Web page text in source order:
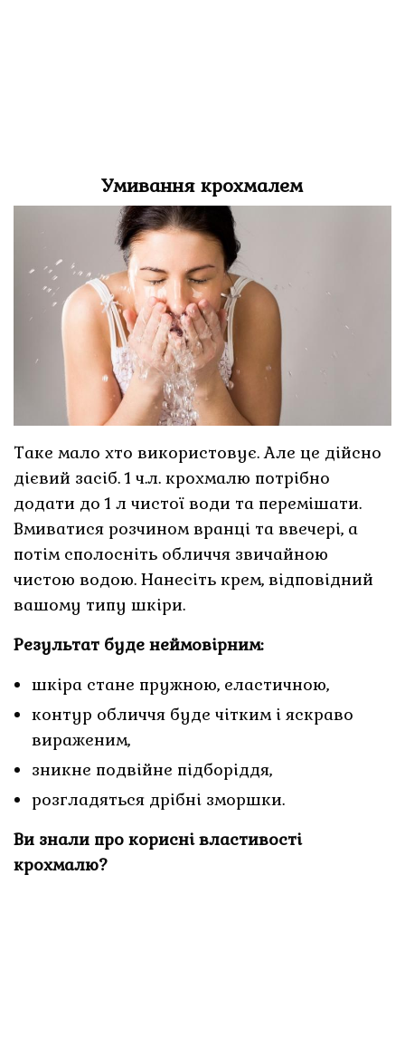
Умивання крохмалем
Таке мало хто використовує. Але це дійсно
дієвий засіб. 1 ч.л. крохмалю потрібно
додати до 1 л чистої води та перемішати.
Вмиватися розчином вранці та ввечері, а
потім сполосніть обличчя звичайною
чистою водою. Нанесіть крем, відповідний
вашому типу шкіри.
Результат буде неймовірним:
шкіра стане пружною, еластичною,
контур обличчя буде чітким і яскраво
вираженим,
зникне подвійне підборіддя,
розгладяться дрібні зморшки.
Ви знали про корисні властивості
крохмалю?